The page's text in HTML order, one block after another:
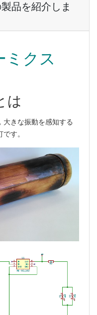
品を紹介しま
ミクス
は
大きな振動を感知する
す。